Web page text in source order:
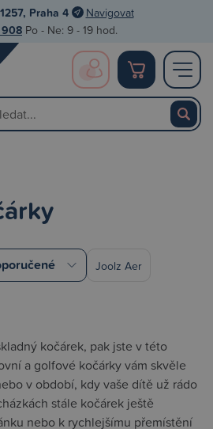
Praha 4 Navigovat
Po - Ne: 9 - 19 hod.
Joolz Aer
kočárek, pak jste v této
a golfové kočárky vám skvěle
v období, kdy vaše dítě už rádo
stále kočárek ještě
nebo k rychlejšímu přemístění